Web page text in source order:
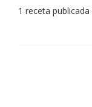
1 receta publicada